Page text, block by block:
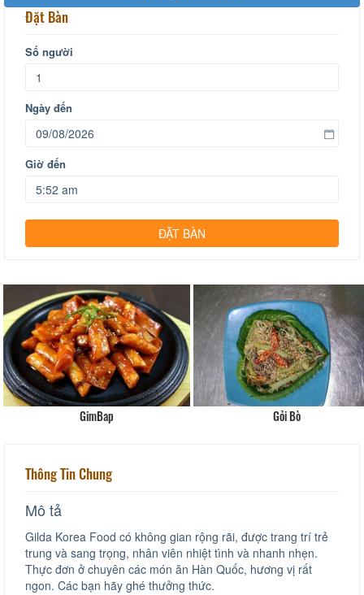
Đặt Bàn
Số người
Ngày đến
Giờ đến
GimBap Gỏi Bò
Thông Tin Chung
Mô tả
Gilda Korea Food có không gian rộng rãi, được trang trí trẻ
trung và sang trọng, nhân viên nhiệt tình và nhanh nhẹn.
Thực đơn ở chuyên các món ăn Hàn Quốc, hương vị rất
ngon. Các bạn hãy ghé thưởng thức.